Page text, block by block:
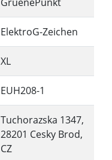
ElektroG-Zeichen
XL
EUH208-1
Tuchorazska 1347,
28201 Cesky Brod,
CZ